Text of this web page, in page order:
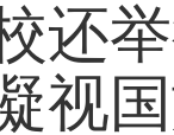
举
视